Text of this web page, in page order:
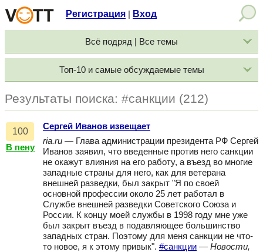
Регистрация Вход
Всё подряд | Все темы
Топ-10 и самые обсуждаемые темы
Результаты поиска: #санкции (212)
100
В пену
Сергей Иванов извещает
ria.ru — Глава администрации президента РФ Сергей
Иванов заявил, что введенные против него санкции
не окажут влияния на его работу, а въезд во многие
западные страны для него, как для ветерана
внешней разведки, был закрыт "Я по своей
основной профессии около 25 лет работал в
Службе внешней разведки Советского Союза и
России. К концу моей службы в 1998 году мне уже
был закрыт въезд в подавляющее большинство
западных стран. Поэтому для меня санкции не что-
то новое, я к этому привык". #санкции — Новости,